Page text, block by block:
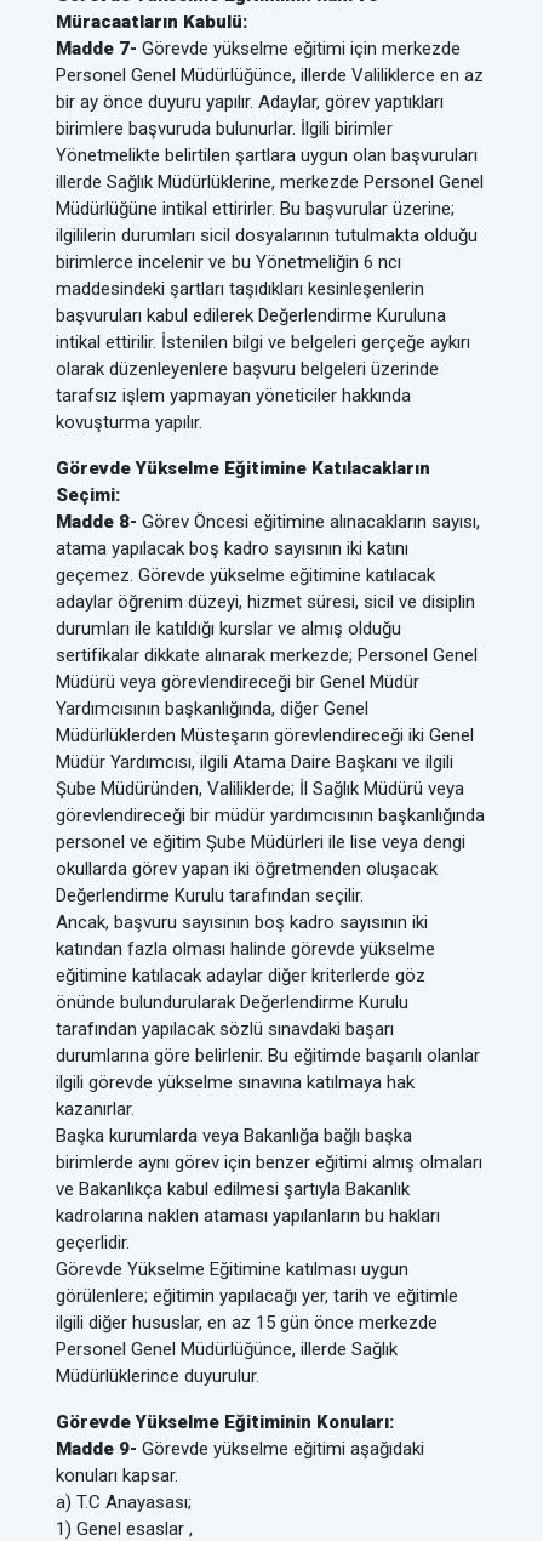
Müracaatların Kabulü:
Madde 7- Görevde yükselme eğitimi için merkezde
Personel Genel Müdürlüğünce, illerde Valiliklerce en az
bir ay önce duyuru yapılır. Adaylar, görev yaptıkları
birimlere başvuruda bulunurlar. İlgili birimler
Yönetmelikte belirtilen şartlara uygun olan başvuruları
illerde Sağlık Müdürlüklerine, merkezde Personel Genel
Müdürlüğüne intikal ettirirler. Bu başvurular üzerine;
ilgililerin durumları sicil dosyalarının tutulmakta olduğu
birimlerce incelenir ve bu Yönetmeliğin 6 ncı
maddesindeki şartları taşıdıkları kesinleşenlerin
başvuruları kabul edilerek Değerlendirme Kuruluna
intikal ettirilir. İstenilen bilgi ve belgeleri gerçeğe aykırı
olarak düzenleyenlere başvuru belgeleri üzerinde
tarafsız işlem yapmayan yöneticiler hakkında
kovuşturma yapılır.
Görevde Yükselme Eğitimine Katılacakların
Seçimi:
Madde 8- Görev Öncesi eğitimine alınacakların sayısı,
atama yapılacak boş kadro sayısının iki katını
geçemez. Görevde yükselme eğitimine katılacak
adaylar öğrenim düzeyi, hizmet süresi, sicil ve disiplin
durumları ile katıldığı kurslar ve almış olduğu
sertifikalar dikkate alınarak merkezde; Personel Genel
Müdürü veya görevlendireceği bir Genel Müdür
Yardımcısının başkanlığında, diğer Genel
Müdürlüklerden Müsteşarın görevlendireceği iki Genel
Müdür Yardımcısı, ilgili Atama Daire Başkanı ve ilgili
Şube Müdüründen, Valiliklerde; İl Sağlık Müdürü veya
görevlendireceği bir müdür yardımcısının başkanlığında
personel ve eğitim Şube Müdürleri ile lise veya dengi
okullarda görev yapan iki öğretmenden oluşacak
Değerlendirme Kurulu tarafından seçilir.
Ancak, başvuru sayısının boş kadro sayısının iki
katından fazla olması halinde görevde yükselme
eğitimine katılacak adaylar diğer kriterlerde göz
önünde bulundurularak Değerlendirme Kurulu
tarafından yapılacak sözlü sınavdaki başarı
durumlarına göre belirlenir. Bu eğitimde başarılı olanlar
ilgili görevde yükselme sınavına katılmaya hak
kazanırlar.
Başka kurumlarda veya Bakanlığa bağlı başka
birimlerde aynı görev için benzer eğitimi almış olmaları
ve Bakanlıkça kabul edilmesi şartıyla Bakanlık
kadrolarına naklen ataması yapılanların bu hakları
geçerlidir.
Görevde Yükselme Eğitimine katılması uygun
görülenlere; eğitimin yapılacağı yer, tarih ve eğitimle
ilgili diğer hususlar, en az 15 gün önce merkezde
Personel Genel Müdürlüğünce, illerde Sağlık
Müdürlüklerince duyurulur.
Görevde Yükselme Eğitiminin Konuları:
Madde 9- Görevde yükselme eğitimi aşağıdaki
konuları kapsar.
a) T.C Anayasası;
1) Genel esaslar ,